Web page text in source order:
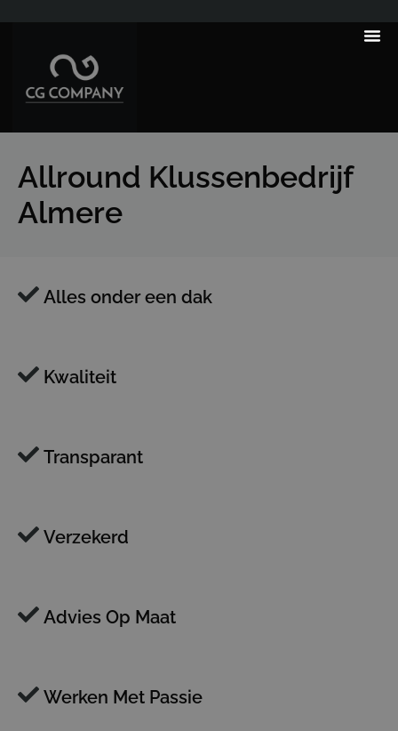
Allround Klussenbedrijf
Almere
Alles onder een dak
Kwaliteit
Transparant
Verzekerd
Advies Op Maat
Werken Met Passie